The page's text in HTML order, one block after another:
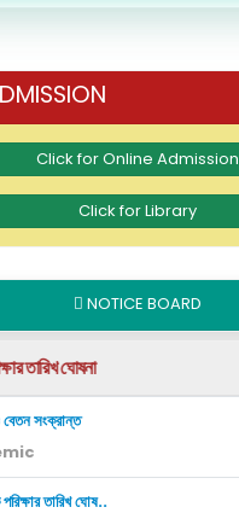
Click for Online Admission
Click for Library
NOTICE BOARD
ঘোষনা
সংক্রান্ত
তারিখ ঘোষ..